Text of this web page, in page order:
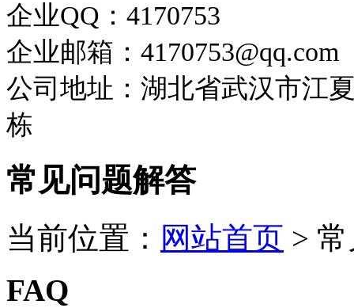
企业QQ：4170753
企业邮箱：4170753@qq.com
公司地址：湖北省武汉市江
栋
常见问题解答
当前位置： 网站首页 >
FAQ